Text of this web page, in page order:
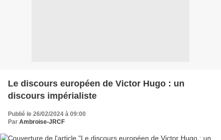
Le discours européen de Victor Hugo : un
discours impérialiste
Publié le 26/02/2024 à 09:00
Par Ambroise-JRCF